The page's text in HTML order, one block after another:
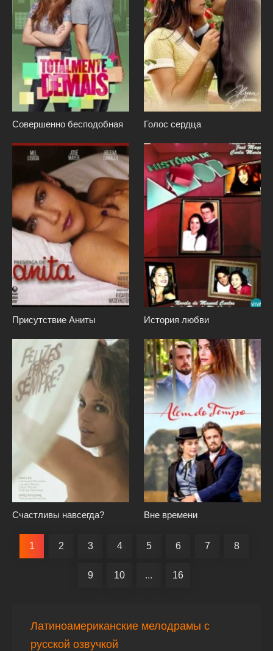
Совершенно бесподобная Голос сердца
Присутствие Аниты История любви
Счастливы навсегда? Вне времени
1 2 3 4 5 6 7 8
9 10 ... 16
Латиноамериканские мелодрамы с
русской озвучкой